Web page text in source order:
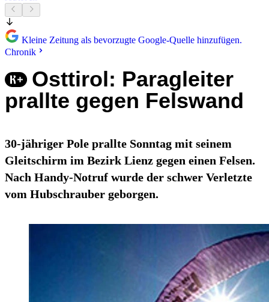
Kleine Zeitung als bevorzugte Google-Quelle hinzufügen.
Chronik
Osttirol: Paragleiter
prallte gegen Felswand
30-jähriger Pole prallte Sonntag mit seinem
Gleitschirm im Bezirk Lienz gegen einen Felsen.
Nach Handy-Notruf wurde der schwer Verletzte
vom Hubschrauber geborgen.